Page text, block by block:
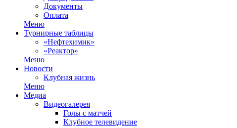
Документы
Оплата
Меню
Турнирные таблицы
«Нефтехимик»
«Реактор»
Меню
Новости
Клубная жизнь
Меню
Медиа
Видеогалерея
Голы с матчей
Клубное телевидение